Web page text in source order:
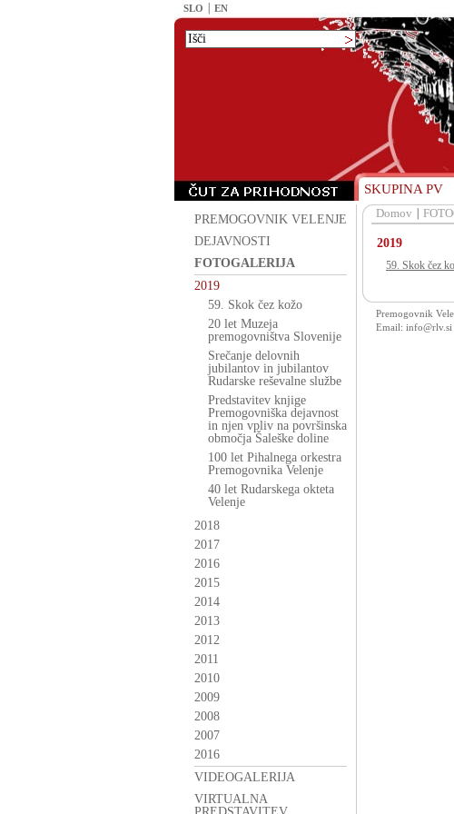
SLO EN
SKUPINA PV
PREMOGOVNIK VELENJE
DEJAVNOSTI
FOTOGALERIJA
2019
59. Skok čez kožo
20 let Muzeja
premogovništva Slovenije
Srečanje delovnih
jubilantov in jubilantov
Rudarske reševalne službe
Predstavitev knjige
Premogovniška dejavnost
in njen vpliv na površinska
območja Šaleške doline
100 let Pihalnega orkestra
Premogovnika Velenje
40 let Rudarskega okteta
Velenje
2018
2017
2016
2015
2014
2013
2012
2011
2010
2009
2008
2007
2016
VIDEOGALERIJA
VIRTUALNA
Domov
2019
59. Skok čez
Premogovnik
Email: